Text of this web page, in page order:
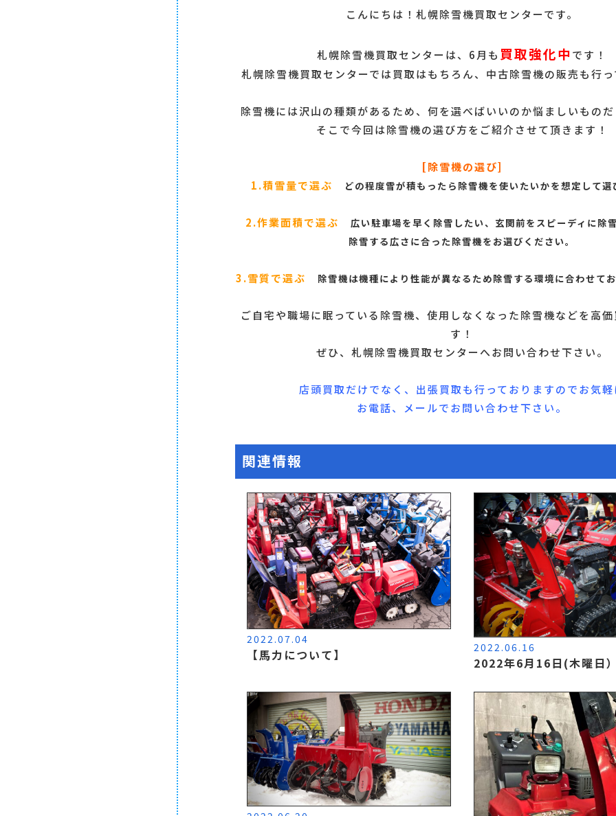
こんにちは！札幌除雪機買取センターです。
札幌除雪機買取センターは、6月も 買取強化中です！
札幌除雪機買取センターでは買取はもちろん、中古除雪機の販売も行
除雪機には沢山の種類があるため、何を選べばいいのか悩ましいもの
そこで今回は除雪機の選び方をご紹介させて頂きます！
[除雪機の選び]
1.積雪量で選ぶ
どの程度雪が積もったら除雪機を使いたいかを想定して選
2.作業面積で選ぶ
広い駐車場を早く除雪したい、玄関前をスピーディに除
除雪する広さに合った除雪機をお選びください。
3.雪質で選ぶ 除雪機は機種により性能が異なるため除雪する環境に合わせて
ご自宅や職場に眠っている除雪機、使用しなくなった除雪機などを高
す！
ぜひ、札幌除雪機買取センターへお問い合わせ下さい。
店頭買取だけでなく、出張買取も行っておりますのでお気
お電話、メールでお問い合わせ下さい。
関連情報
2022.07.04
【馬力について】 2022.06.16
2022年6月16日(木曜日